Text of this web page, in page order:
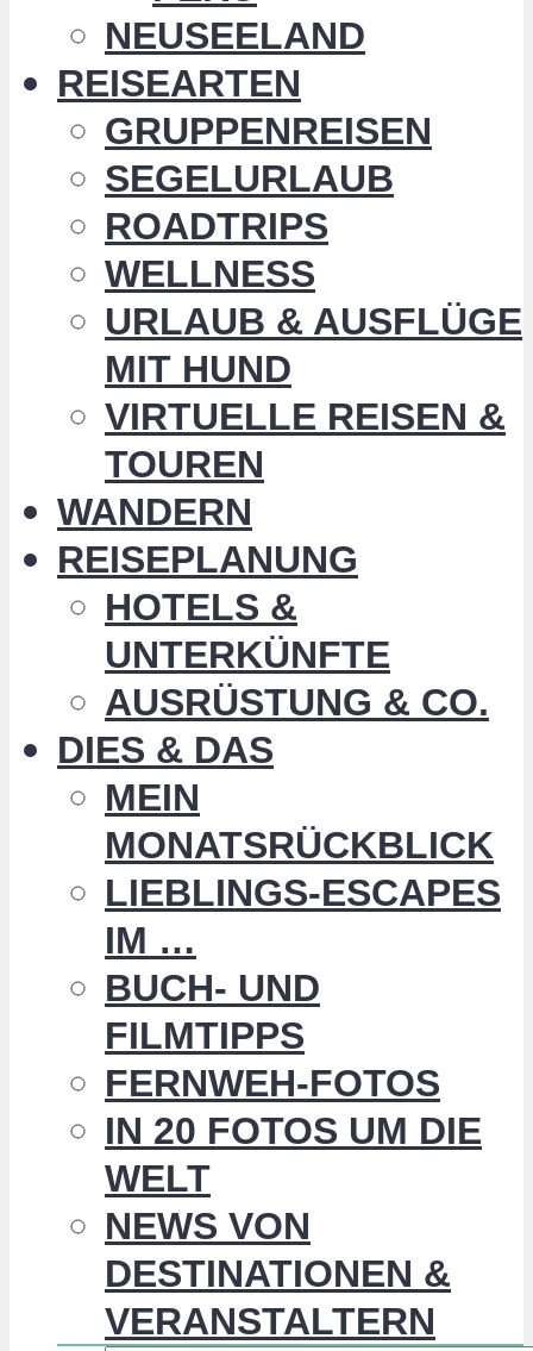
NEUSEELAND
REISEARTEN
GRUPPENREISEN
SEGELURLAUB
ROADTRIPS
WELLNESS
URLAUB & AUSFLÜGE
MIT HUND
VIRTUELLE REISEN &
TOUREN
WANDERN
REISEPLANUNG
HOTELS &
UNTERKÜNFTE
AUSRÜSTUNG & CO.
DIES & DAS
MEIN
MONATSRÜCKBLICK
LIEBLINGS-ESCAPES
IM …
BUCH- UND
FILMTIPPS
FERNWEH-FOTOS
IN 20 FOTOS UM DIE
WELT
NEWS VON
DESTINATIONEN &
VERANSTALTERN